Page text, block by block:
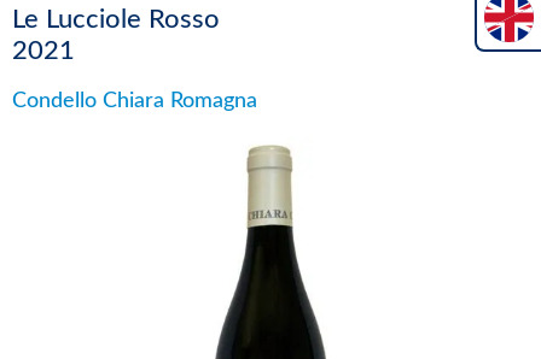
Le Lucciole Rosso
2021
Condello Chiara Romagna